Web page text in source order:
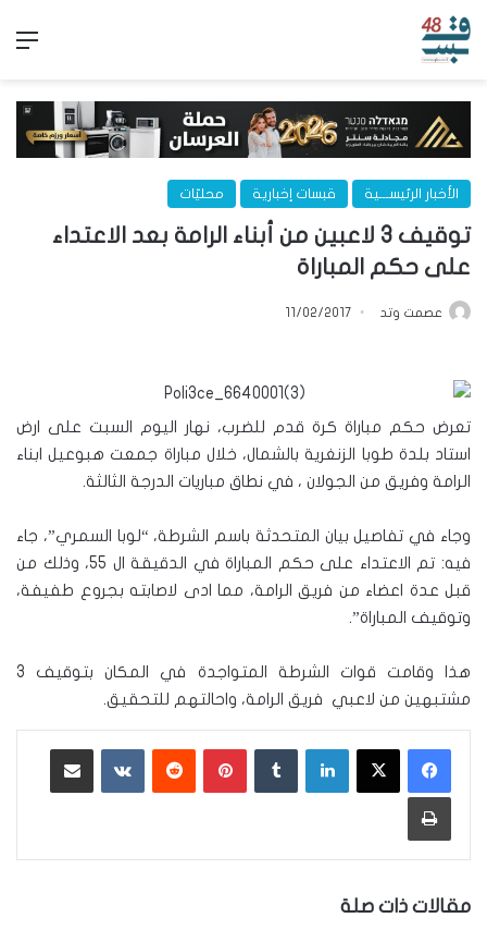
الأخبار الرئيســـية قبسات إخبارية محليّات
توقيف 3 لاعبين من أبناء الرامة بعد الاعتداء
على حكم المباراة
عصمت وتد 11/02/2017
تعرض حكم مباراة كرة قدم للضرب، نهار اليوم السبت على ارض
استاد بلدة طوبا الزنغرية بالشمال، خلال مباراة جمعت هبوعيل ابناء
الرامة وفريق من الجولان ، في نطاق مباريات الدرجة الثالثة.
وجاء في تفاصيل بيان المتحدثة باسم الشرطة، “لوبا السمري”، جاء
فيه: تم الاعتداء على حكم المباراة في الدقيقة ال 55، وذلك من
قبل عدة اعضاء من فريق الرامة، مما ادى لاصابته بجروع طفيفة،
وتوقيف المباراة”.
هذا وقامت قوات الشرطة المتواجدة في المكان بتوقيف 3
مشتبهين من لاعبي فريق الرامة، واحالتهم للتحقيق.
لينكدإن بينتيريست ‏VKontakte
طباعة
مقالات ذات صلة